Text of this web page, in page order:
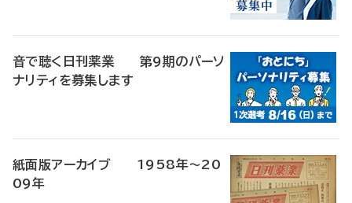
音で聴く日刊薬業 第9期のパーソ
ナリティを募集します
紙面版アーカイブ 1958年～20
09年